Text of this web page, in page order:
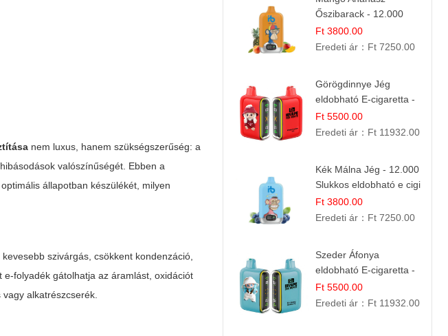
nem luxus, hanem szükségszerűség: a
valószínűségét. Ebben a
állapotban készülékét, milyen
szivárgás, csökkent kondenzáció,
folyadék gátolhatja az áramlást, oxidációt
alkatrészcserék.
Őszibarack - 12.000
Slukkos eldobható e-
Cigaretta
Ft 3800.00
Eredeti ár： Ft 7250.00
Görögdinnye Jég
eldobható E-cigaretta -
25.000 Slukk | Frissítő
Nyári Íz
Ft 5500.00
Eredeti ár： Ft 11932.00
Kék Málna Jég - 12.000
Slukkos eldobható e cigi
| Frissítő Bogyós Íz
Ft 3800.00
Eredeti ár： Ft 7250.00
Szeder Áfonya
eldobható E-cigaretta -
25.000 Slukk | Prémium
Gyümölcs Íz
Ft 5500.00
Eredeti ár： Ft 11932.00